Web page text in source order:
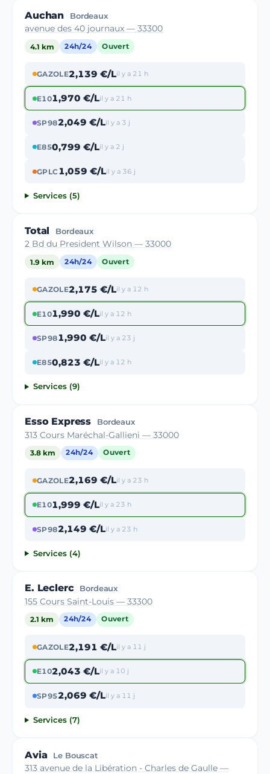
Auchan Bordeaux
avenue des 40 journaux — 33300
4.1 km 24h/24 Ouvert
GAZOLE2,139 €/Lil y a 21 h
E101,970 €/Lil y a 21 h
SP982,049 €/Lil y a 3 j
E850,799 €/Lil y a 2 j
GPLC1,059 €/Lil y a 36 j
Services (5)
Total Bordeaux
2 Bd du President Wilson — 33000
1.9 km 24h/24 Ouvert
GAZOLE2,175 €/Lil y a 12 h
E101,990 €/Lil y a 12 h
SP981,990 €/Lil y a 23 j
E850,823 €/Lil y a 12 h
Services (9)
Esso Express Bordeaux
313 Cours Maréchal-Gallieni — 33000
3.8 km 24h/24 Ouvert
GAZOLE2,169 €/Lil y a 23 h
E101,999 €/Lil y a 23 h
SP982,149 €/Lil y a 23 h
Services (4)
E. Leclerc Bordeaux
155 Cours Saint-Louis — 33300
2.1 km 24h/24 Ouvert
GAZOLE2,191 €/Lil y a 11 j
E102,043 €/Lil y a 10 j
SP952,069 €/Lil y a 11 j
Services (7)
Avia Le Bouscat
313 avenue de la Libération - Charles de Gaulle —